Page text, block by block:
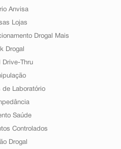
Anvisa
Lojas
Drogal Mais
Drogal
Drive-Thru
de Laboratório
Saúde
Controlados
Drogal